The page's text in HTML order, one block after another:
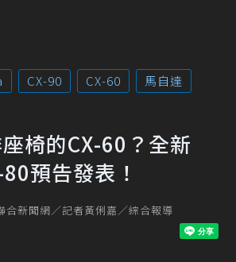
CX-90 CX-60
馬自達
椅的CX-60？全新
預告發表！
合新聞網／記者黃俐嘉／綜合報導